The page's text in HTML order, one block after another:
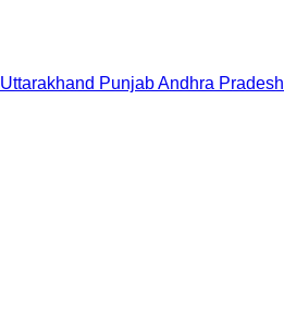
Uttarakhand PunjabAndhra Pradesh